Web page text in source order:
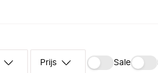
Prijs Sale